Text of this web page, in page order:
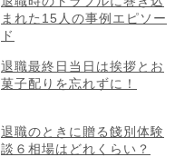
まれた15人の事例エピソー
ド
退職最終日当日は挨拶とお
菓子配りを忘れずに！
退職のときに贈る餞別体験
談６相場はどれくらい？